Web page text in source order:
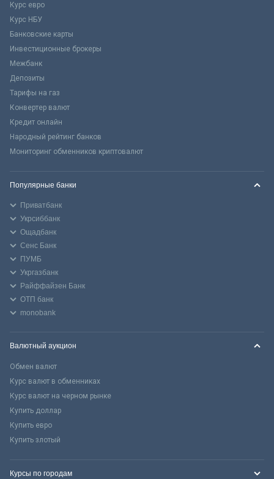
Курс евро
Курс НБУ
Банковские карты
Инвестиционные брокеры
Межбанк
Депозиты
Тарифы на газ
Конвертер валют
Кредит онлайн
Народный рейтинг банков
Мониторинг обменников криптовалют
Популярные банки
Приватбанк
Укрсиббанк
Ощадбанк
Сенс Банк
ПУМБ
Укргазбанк
Райффайзен Банк
ОТП банк
monobank
Валютный аукцион
Обмен валют
Курс валют в обменниках
Курс валют на черном рынке
Купить доллар
Купить евро
Купить злотый
Курсы по городам